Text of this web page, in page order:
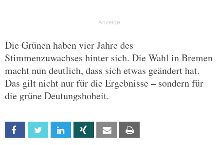
Die Grünen haben vier Jahre des
Stimmenzuwachses hinter sich. Die Wahl in Bremen
macht nun deutlich, dass sich etwas geändert hat.
Das gilt nicht nur für die Ergebnisse – sondern für
die grüne Deutungshoheit.
Facebook Twitter Linkedin Xing Email